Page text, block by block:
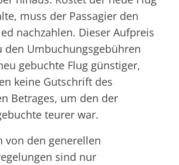
muss der Passagier den
nachzahlen. Dieser Aufpreis
den Umbuchungsgebühren
gebuchte Flug günstiger,
keine Gutschrift des
Betrages, um den der
teurer war.
von den generellen
sind nur